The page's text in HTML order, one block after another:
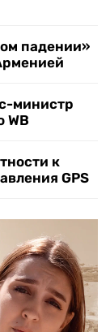
падении»
министр
WB
к
GPS